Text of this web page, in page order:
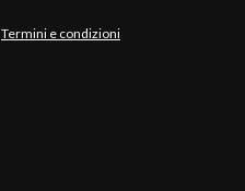
Termini e condizioni